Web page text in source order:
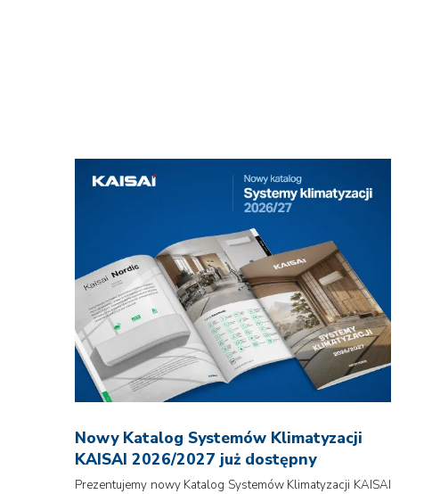
Nowy Katalog Systemów Klimatyzacji
KAISAI 2026/2027 już dostępny
Prezentujemy nowy Katalog Systemów Klimatyzacji KAISAI